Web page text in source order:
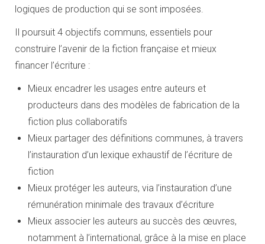
logiques de production qui se sont imposées.
Il poursuit 4 objectifs communs, essentiels pour
construire l’avenir de la fiction française et mieux
financer l’écriture :
Mieux encadrer les usages entre auteurs et
producteurs dans des modèles de fabrication de la
fiction plus collaboratifs
Mieux partager des définitions communes, à travers
l’instauration d’un lexique exhaustif de l’écriture de
fiction
Mieux protéger les auteurs, via l’instauration d’une
rémunération minimale des travaux d’écriture
Mieux associer les auteurs au succès des œuvres,
notamment à l’international, grâce à la mise en place